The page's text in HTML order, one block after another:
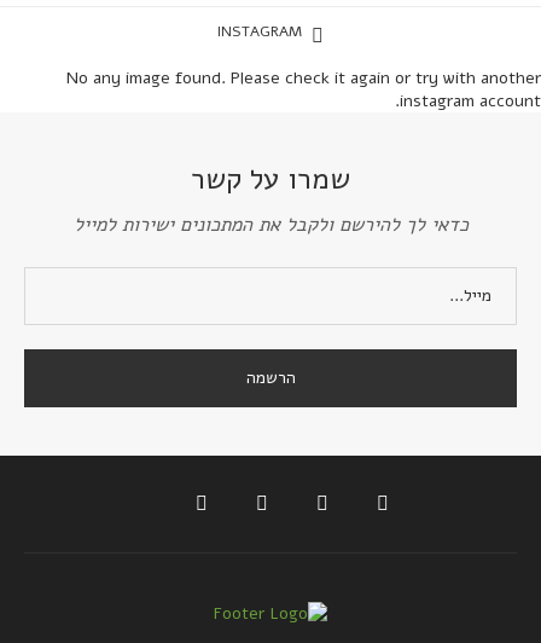
INSTAGRAM
No any image found. Please check it again or try with another
instagram account.
שמרו על קשר
כדאי לך להירשם ולקבל את המתכונים ישירות למייל